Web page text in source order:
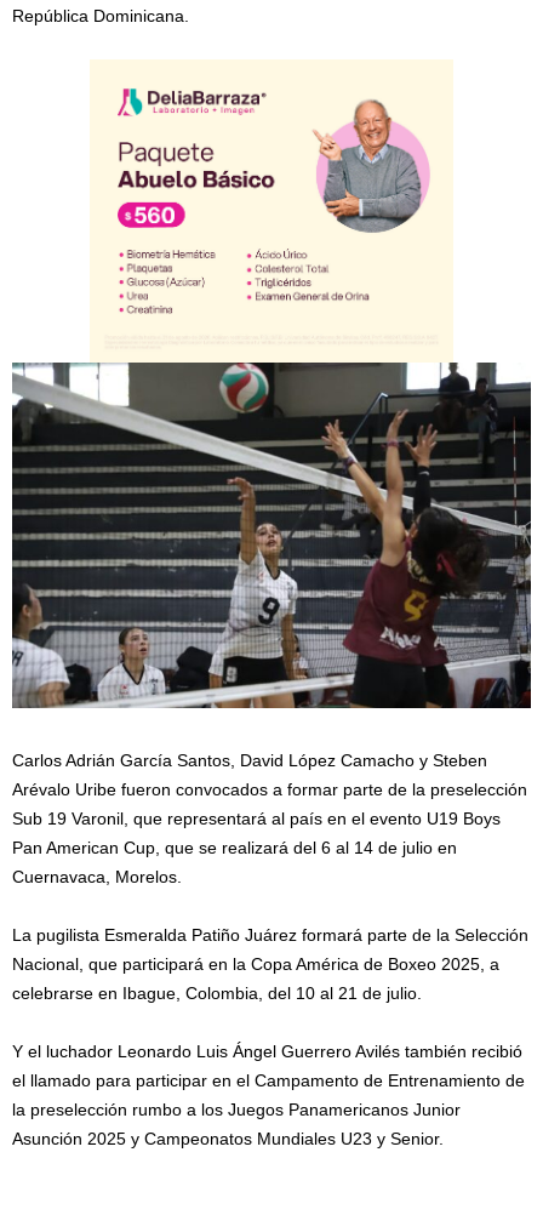
República Dominicana.
Carlos Adrián García Santos, David López Camacho y Steben
Arévalo Uribe fueron convocados a formar parte de la preselección
Sub 19 Varonil, que representará al país en el evento U19 Boys
Pan American Cup, que se realizará del 6 al 14 de julio en
Cuernavaca, Morelos.
La pugilista Esmeralda Patiño Juárez formará parte de la Selección
Nacional, que participará en la Copa América de Boxeo 2025, a
celebrarse en Ibague, Colombia, del 10 al 21 de julio.
Y el luchador Leonardo Luis Ángel Guerrero Avilés también recibió
el llamado para participar en el Campamento de Entrenamiento de
la preselección rumbo a los Juegos Panamericanos Junior
Asunción 2025 y Campeonatos Mundiales U23 y Senior.